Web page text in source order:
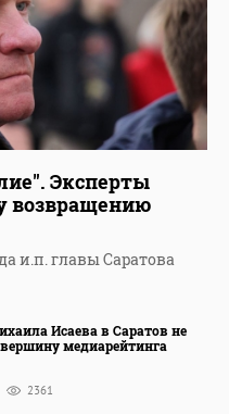
Эксперты
возвращению
и.п. главы Саратова​
Исаева в Саратов не
медиарейтинга
2361